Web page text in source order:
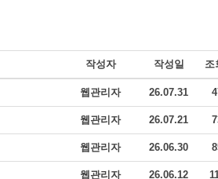
작성자 작성일 조
웹관리자 26.07.31
웹관리자 26.07.21
웹관리자 26.06.30
웹관리자 26.06.12